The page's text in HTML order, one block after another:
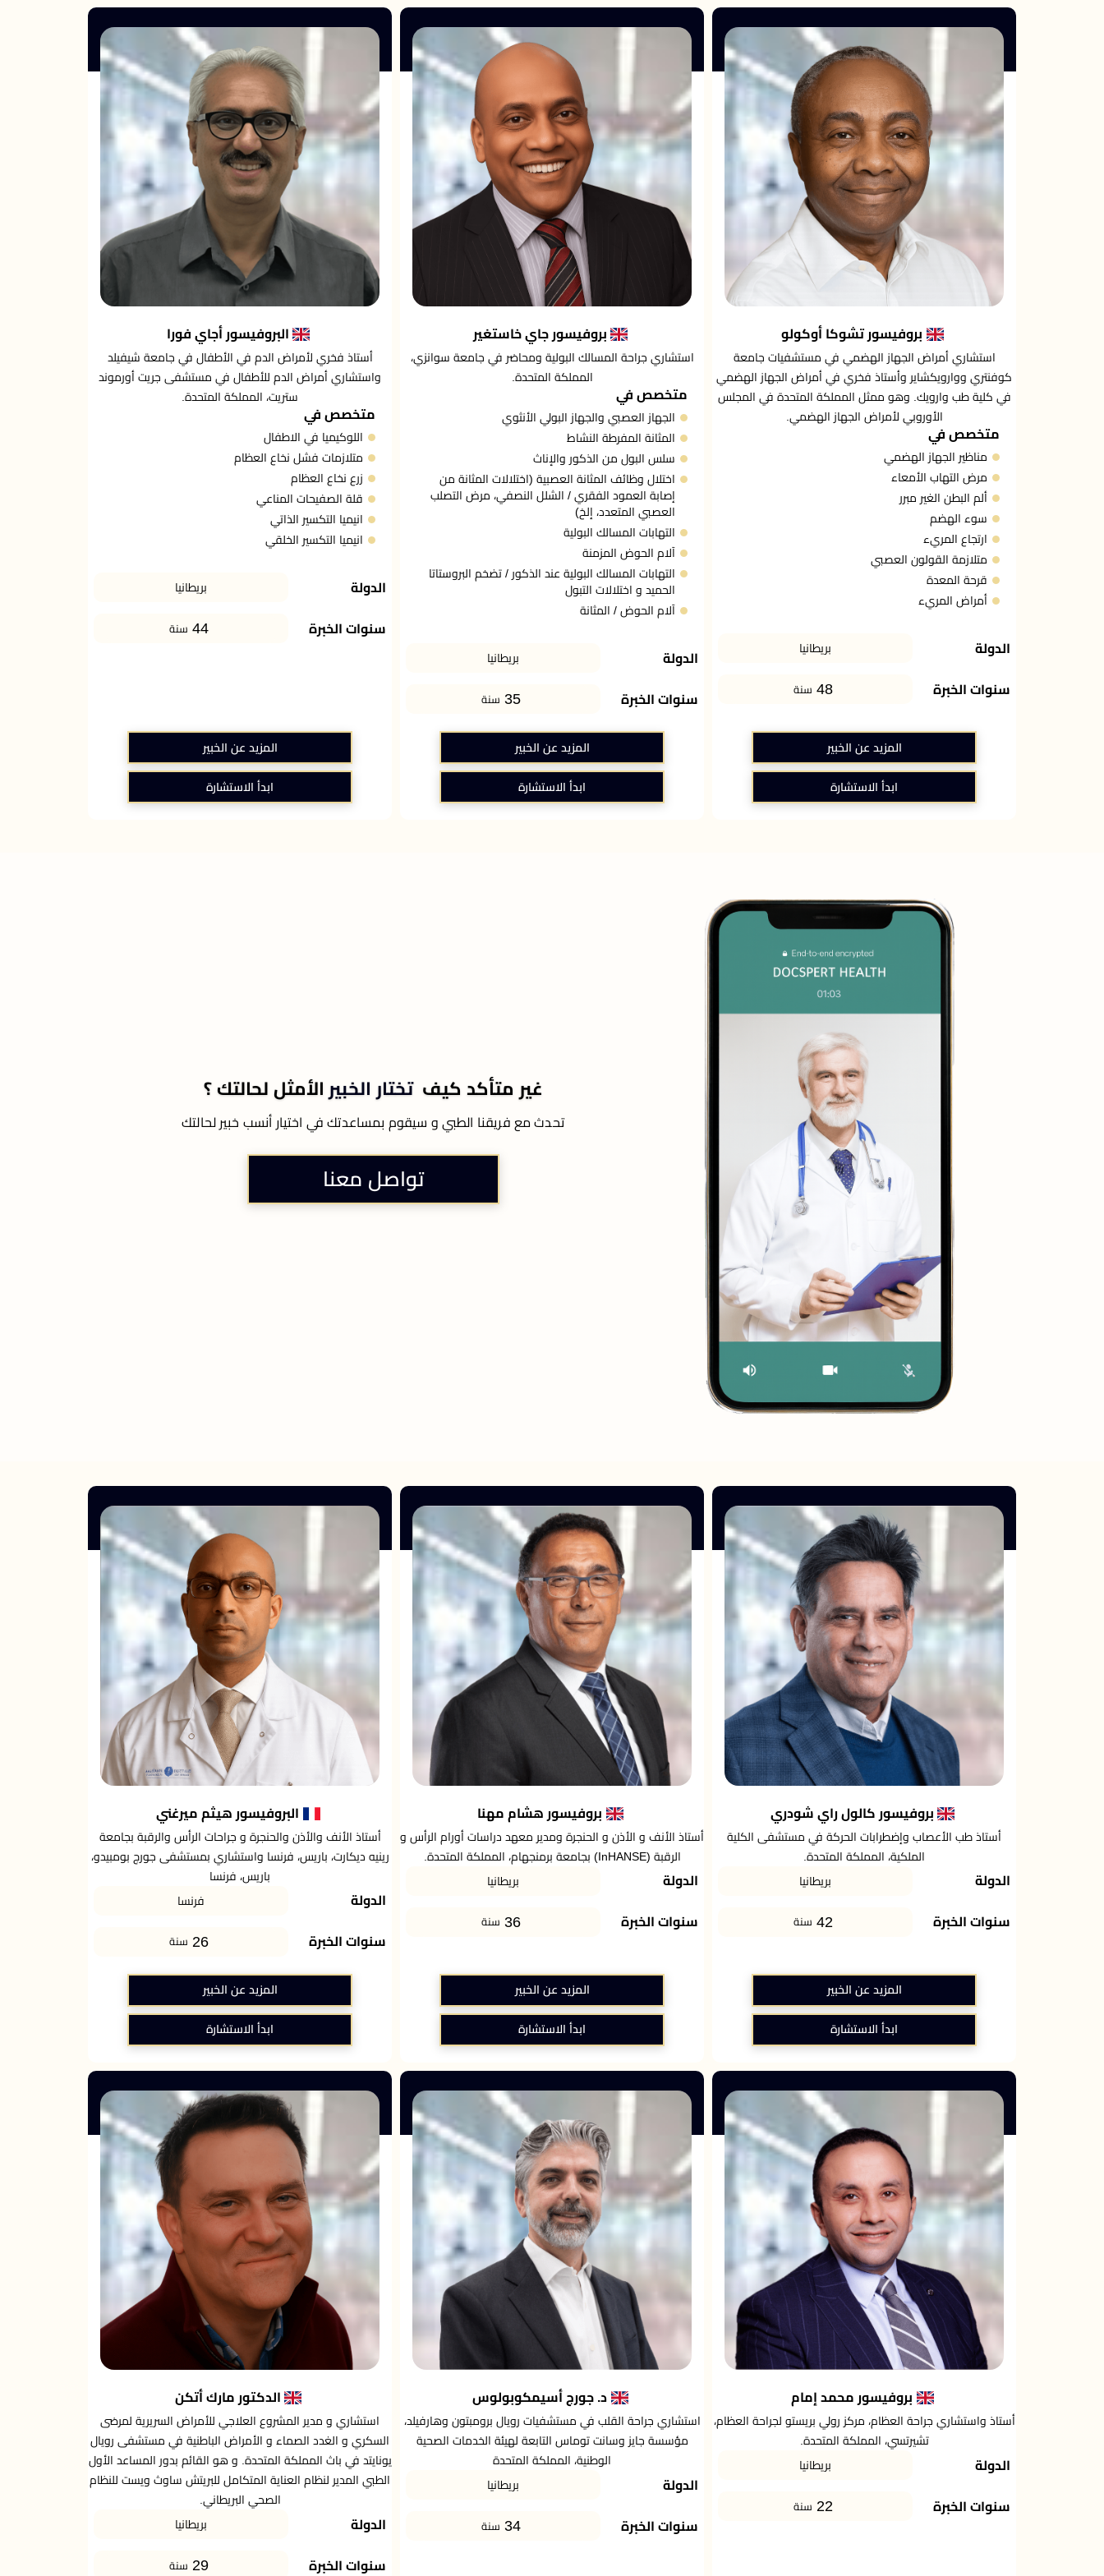
بروفيسور تشوكا أوكولو
استشاري أمراض الجهاز الهضمي في مستشفيات جامعة
كوفنتري ووارويكشاير وأستاذ فخري في أمراض الجهاز الهضمي
في كلية طب وارويك. وهو ممثل المملكة المتحدة في المجلس
الأوروبي لأمراض الجهاز الهضمي.
متخصص في
مناظير الجهاز الهضمي
مرض التهاب الأمعاء
ألم البطن الغير مبرر
سوء الهضم
ارتجاع المريء
متلازمة القولون العصبي
قرحة المعدة
أمراض المريء
الدولة بريطانيا
سنوات الخبرة 48 سنة
المزيد عن الخبير
ابدأ الاستشارة
بروفيسور جاي خاستغير
استشاري جراحة المسالك البولية ومحاضر في جامعة سوانزي،
المملكة المتحدة.
متخصص في
الجهاز العصبي والجهاز البولي الأنثوي
المثانة المفرطة النشاط
سلس البول من الذكور والإناث
اختلال وظائف المثانة العصبية (اختلالات المثانة من
إصابة العمود الفقري / الشلل النصفي، مرض التصلب
العصبي المتعدد، إلخ)
التهابات المسالك البولية
آلام الحوض المزمنة
التهابات المسالك البولية عند الذكور / تضخم البروستاتا
الحميد و اختلالات التبول
آلام الحوض / المثانة
الدولة بريطانيا
سنوات الخبرة 35 سنة
المزيد عن الخبير
ابدأ الاستشارة
البروفيسور أجاي فورا
أستاذ فخري لأمراض الدم في الأطفال في جامعة شيفيلد
واستشاري أمراض الدم للأطفال في مستشفى جريت أورموند
ستريت، المملكة المتحدة.
متخصص في
اللوكيميا في الاطفال
متلازمات فشل نخاع العظام
زرع نخاع العظام
قلة الصفيحات المناعي
انيميا التكسير الذاتي
انيميا التكسير الخلقي
الدولة بريطانيا
سنوات الخبرة 44 سنة
المزيد عن الخبير
ابدأ الاستشارة
غير متأكد كيف تختار الخبير الأمثل لحالتك ؟
تحدث مع فريقنا الطبي و سيقوم بمساعدتك في اختيار أنسب خبير لحالتك
تواصل معنا
بروفيسور كالول راي شودري
أستاذ طب الأعصاب وإضطرابات الحركة في مستشفى الكلية
الملكية، المملكة المتحدة.
الدولة بريطانيا
سنوات الخبرة 42 سنة
المزيد عن الخبير
ابدأ الاستشارة
بروفيسور هشام مهنا
أستاذ الأنف و الأذن و الحنجرة ومدير معهد دراسات أورام الرأس و
الرقبة (InHANSE) بجامعة برمنجهام، المملكة المتحدة.
الدولة بريطانيا
سنوات الخبرة 36 سنة
المزيد عن الخبير
ابدأ الاستشارة
البروفيسور هيثم ميرغني
أستاذ الأنف والأذن والحنجرة و جراحات الرأس والرقبة بجامعة
رينيه ديكارت، باريس، فرنسا واستشاري بمستشفى جورج بومبيدو،
باريس، فرنسا
الدولة فرنسا
سنوات الخبرة 26 سنة
المزيد عن الخبير
ابدأ الاستشارة
بروفيسور محمد إمام
أستاذ واستشاري جراحة العظام، مركز رولي بريستو لجراحة العظام،
تشيرتسي، المملكة المتحدة.
الدولة بريطانيا
سنوات الخبرة 22 سنة
د. جورج أسيمكوبولوس
استشاري جراحة القلب في مستشفيات رويال برومبتون وهارفيلد،
مؤسسة جايز وسانت توماس التابعة لهيئة الخدمات الصحية
الوطنية، المملكة المتحدة
الدولة بريطانيا
سنوات الخبرة 34 سنة
الدكتور مارك أتكن
استشاري و مدير المشروع العلاجي للأمراض السريرية لمرضى
السكري و الغدد الصماء و الأمراض الباطنية في مستشفى رويال
يونايتد في باث المملكة المتحدة. و هو القائم بدور المساعد الأول
الطبي المدير لنظام العناية المتكامل للبريتش ساوث ويست للنظام
الصحي البريطاني.
الدولة بريطانيا
سنوات الخبرة 29 سنة